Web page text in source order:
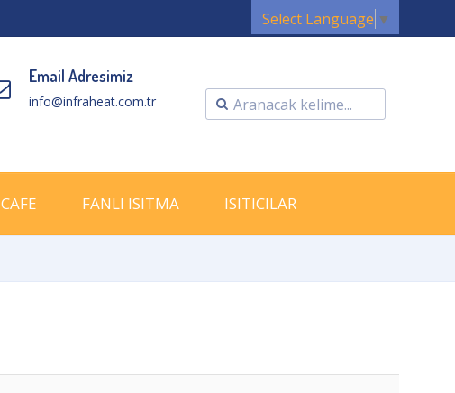
Select Language ▼
Email Adresimiz
info@infraheat.com.tr
CAFE FANLI ISITMA ISITICILAR